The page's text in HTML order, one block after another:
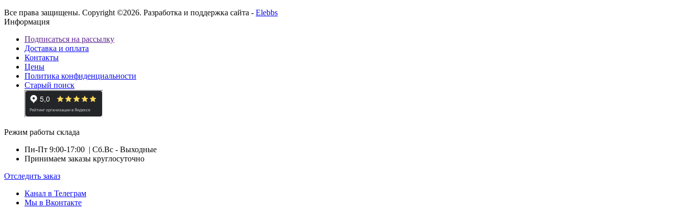
Все права защищены. Copyright ©2026. Разработка и поддержка сайта - Elebbs
Информация
Подписаться на рассылку
Доставка и оплата
Контакты
Цены
Политика конфиденциальности
Старый поиск
Режим работы склада
Пн-Пт 9:00-17:00 | Сб.Вс - Выходные
Принимаем заказы круглосуточно
Отследить заказ
Канал в Телеграм
Мы в Вконтакте